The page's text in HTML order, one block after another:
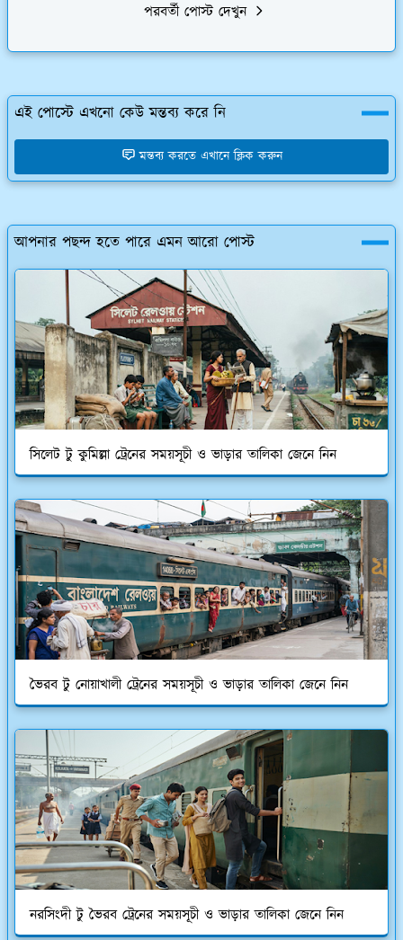
পরবর্তী পোস্ট দেখুন
এই পোস্টে এখনো কেউ মন্তব্য করে নি
মন্তব্য করতে এখানে ক্লিক করুন
আপনার পছন্দ হতে পারে এমন আরো পোস্ট
সিলেট টু কুমিল্লা ট্রেনের সময়সূচী ও ভাড়ার তালিকা জেনে নিন
ভৈরব টু নোয়াখালী ট্রেনের সময়সূচী ও ভাড়ার তালিকা জেনে নিন
নরসিংদী টু ভৈরব ট্রেনের সময়সূচী ও ভাড়ার তালিকা জেনে নিন